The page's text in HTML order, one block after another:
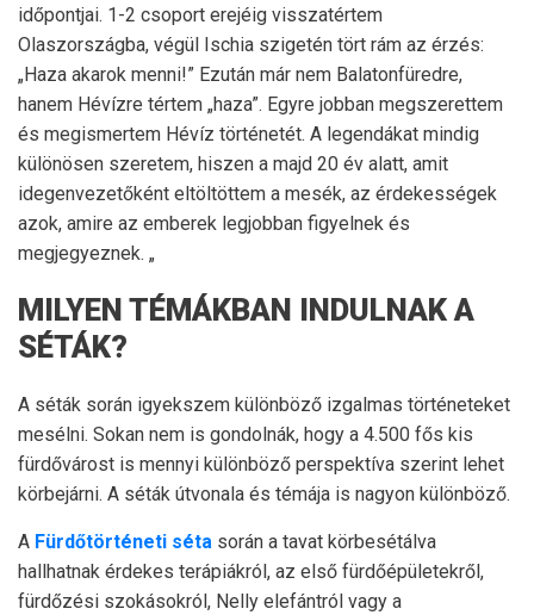
időpontjai. 1-2 csoport erejéig visszatértem
Olaszországba, végül Ischia szigetén tört rám az érzés:
„Haza akarok menni!” Ezután már nem Balatonfüredre,
hanem Hévízre tértem „haza”. Egyre jobban megszerettem
és megismertem Hévíz történetét. A legendákat mindig
különösen szeretem, hiszen a majd 20 év alatt, amit
idegenvezetőként eltöltöttem a mesék, az érdekességek
azok, amire az emberek legjobban figyelnek és
megjegyeznek. „
MILYEN TÉMÁKBAN INDULNAK A
SÉTÁK?
A séták során igyekszem különböző izgalmas történeteket
mesélni. Sokan nem is gondolnák, hogy a 4.500 fős kis
fürdővárost is mennyi különböző perspektíva szerint lehet
körbejárni. A séták útvonala és témája is nagyon különböző.
A Fürdőtörténeti séta során a tavat körbesétálva
hallhatnak érdekes terápiákról, az első fürdőépületekről,
fürdőzési szokásokról, Nelly elefántról vagy a